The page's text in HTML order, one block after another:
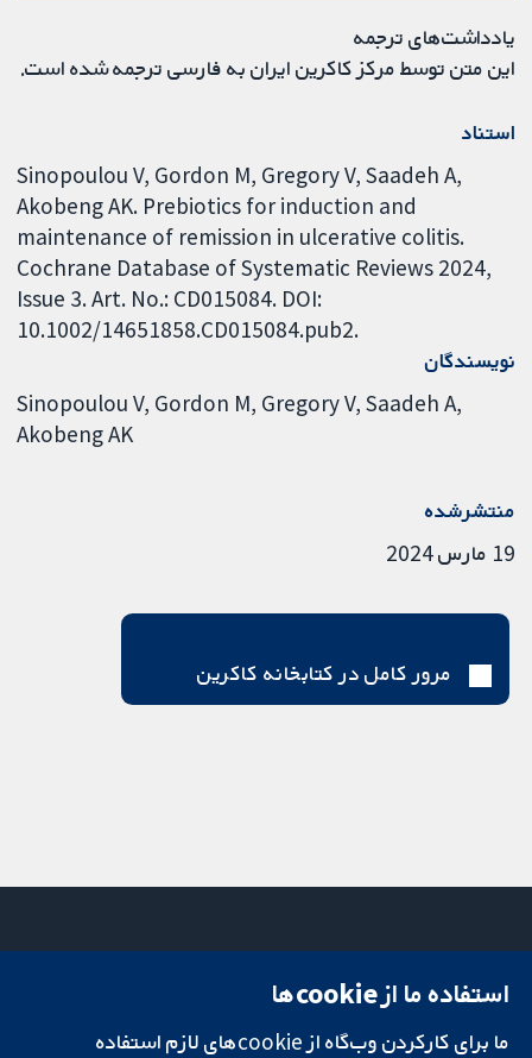
یادداشت‌های ترجمه
این متن توسط مرکز کاکرین ایران به فارسی ترجمه شده است.
استناد
Sinopoulou V, Gordon M, Gregory V, Saadeh A,
Akobeng AK. Prebiotics for induction and
maintenance of remission in ulcerative colitis.
Cochrane Database of Systematic Reviews 2024,
Issue 3. Art. No.: CD015084. DOI:
10.1002/14651858.CD015084.pub2.
نویسندگان
Sinopoulou V Gordon M Gregory V Saadeh A
Akobeng AK
منتشرشده
19 مارس 2024
مرور کامل در کتابخانه کاکرین
تحقیقات قابل
میدان کاوندیش
لندن
دفتر رسانه‌ای
استفاده ما از cookie‌ها
ما برای کارکردن وب‌گاه از cookie‌های لازم استفاده